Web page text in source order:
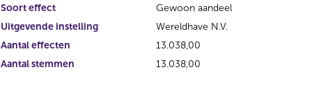
r
e
s
u
l
Soort effect
Gewoon aandeel
Uitgevende instelling
Wereldhave N.V.
Aantal effecten
13.038,00
Aantal stemmen
13.038,00